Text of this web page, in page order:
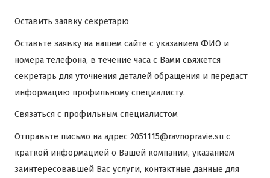
Оставить заявку секретарю
Оставьте заявкуна нашем сайте с указанием ФИО и
номера телефона, в течение часа с Вами свяжется
секретарь для уточнения деталей обращения и передаст
информацию профильному специалисту.
Связаться с профильным специалистом
Отправьте письмо на адрес 2051115@ravnopravie.su с
краткой информацией о Вашей компании, указанием
заинтересовавшей Вас услуги, контактные данные для